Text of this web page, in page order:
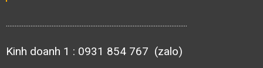
.......................................................................................................
Kinh doanh 1 : 0931 854 767 (zalo)